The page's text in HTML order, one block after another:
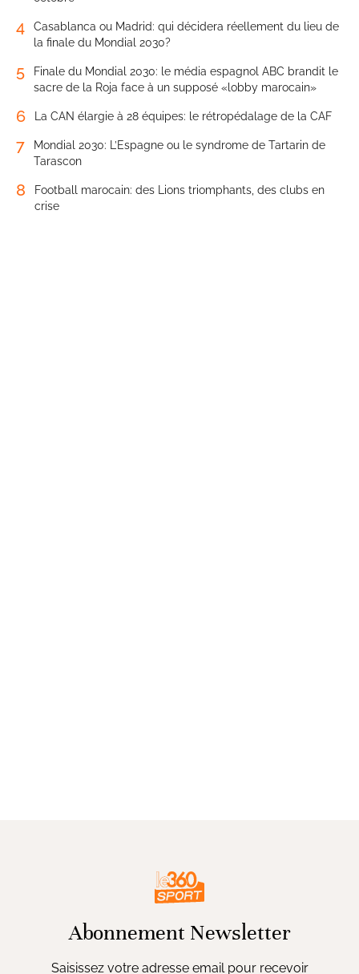
4
Casablanca ou Madrid: qui décidera réellement du lieu de
la finale du Mondial 2030?
5
Finale du Mondial 2030: le média espagnol ABC brandit le
sacre de la Roja face à un supposé «lobby marocain»
6 La CAN élargie à 28 équipes: le rétropédalage de la CAF
7
Mondial 2030: L’Espagne ou le syndrome de Tartarin de
Tarascon
8
Football marocain: des Lions triomphants, des clubs en
crise
Abonnement Newsletter
Saisissez votre adresse email pour recevoir